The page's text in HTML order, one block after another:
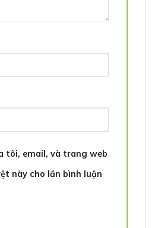
tôi, email, và trang web
này cho lần bình luận